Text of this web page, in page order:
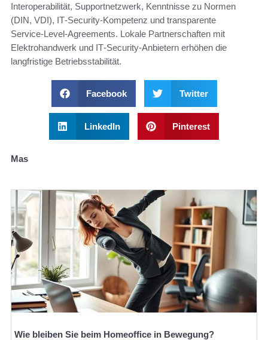
Interoperabilität, Supportnetzwerk, Kenntnisse zu Normen
(DIN, VDI), IT‑Security‑Kompetenz und transparente
Service‑Level‑Agreements. Lokale Partnerschaften mit
Elektrohandwerk und IT‑Security‑Anbietern erhöhen die
langfristige Betriebsstabilität.
Facebook Twitter
LinkedIn Pinterest
Mas
Wie bleiben Sie beim Homeoffice in Bewegung?